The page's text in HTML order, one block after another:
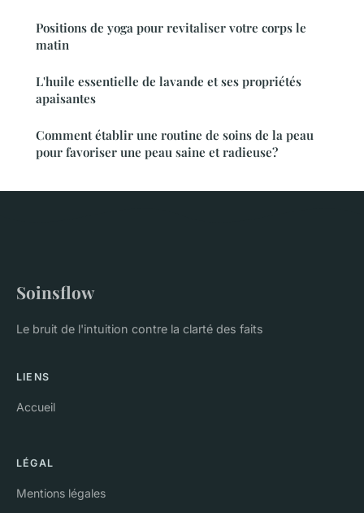
Positions de yoga pour revitaliser votre corps le
matin
L'huile essentielle de lavande et ses propriétés
apaisantes
Comment établir une routine de soins de la peau
pour favoriser une peau saine et radieuse?
Soinsflow
Le bruit de l'intuition contre la clarté des faits
LIENS
Accueil
LÉGAL
Mentions légales